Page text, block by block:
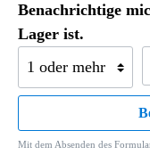
Benachrichtige
Lager ist.
Mit dem Absenden des